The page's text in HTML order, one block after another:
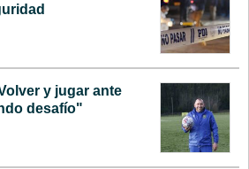
y jugar ante
desafío"